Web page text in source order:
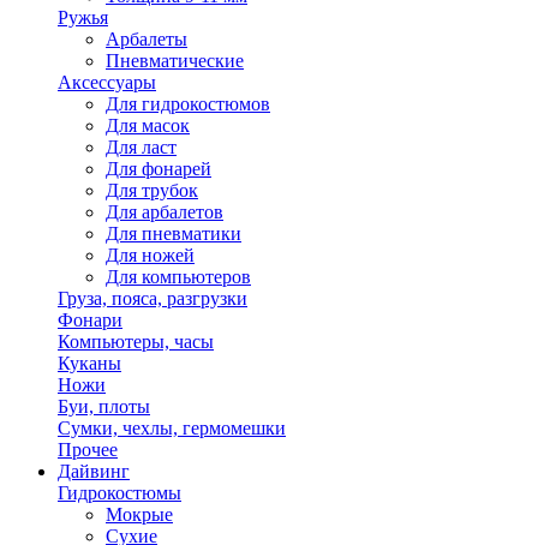
Ружья
Арбалеты
Пневматические
Аксессуары
Для гидрокостюмов
Для масок
Для ласт
Для фонарей
Для трубок
Для арбалетов
Для пневматики
Для ножей
Для компьютеров
Груза, пояса, разгрузки
Фонари
Компьютеры, часы
Куканы
Ножи
Буи, плоты
Сумки, чехлы, гермомешки
Прочее
Дайвинг
Гидрокостюмы
Мокрые
Сухие